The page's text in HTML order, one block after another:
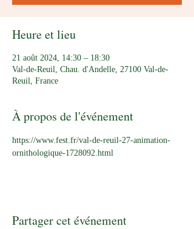
Heure et lieu
21 août 2024, 14:30 – 18:30
Val-de-Reuil, Chau. d'Andelle, 27100 Val-de-
Reuil, France
À propos de l'événement
https://www.fest.fr/val-de-reuil-27-animation-
ornithologique-1728092.html
Partager cet événement